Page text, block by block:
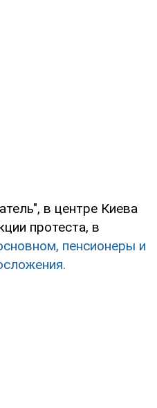
в центре Киева
протеста, в
пенсионеры и